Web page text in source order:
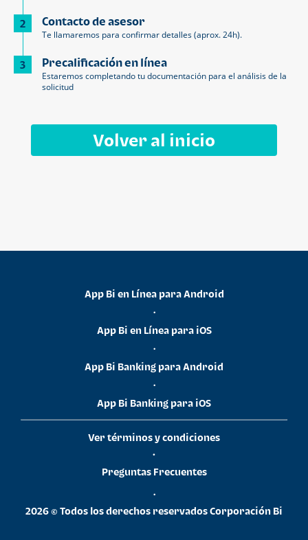
2 Contacto de asesor
Te llamaremos para confirmar detalles (aprox. 24h).
3 Precalificación en línea
Estaremos completando tu documentación para el análisis de la
solicitud
Volver al inicio
App Bi en Línea para Android
•
App Bi en Línea para iOS
•
App Bi Banking para Android
•
App Bi Banking para iOS
Ver términos y condiciones
•
Preguntas Frecuentes
•
2026 © Todos los derechos reservados Corporación Bi